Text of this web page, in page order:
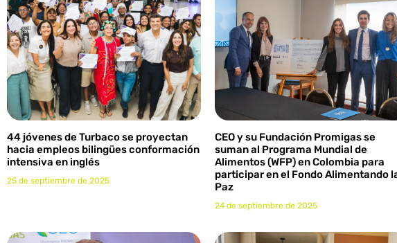
44 jóvenes de Turbaco se proyectan
hacia empleos bilingües conformación
intensiva en inglés
25 de septiembre de 2025
CEO y su Fundación Promigas se
suman al Programa Mundial de
Alimentos (WFP) en Colombia para
participar en el Fondo Alimentando
Paz
24 de septiembre de 2025